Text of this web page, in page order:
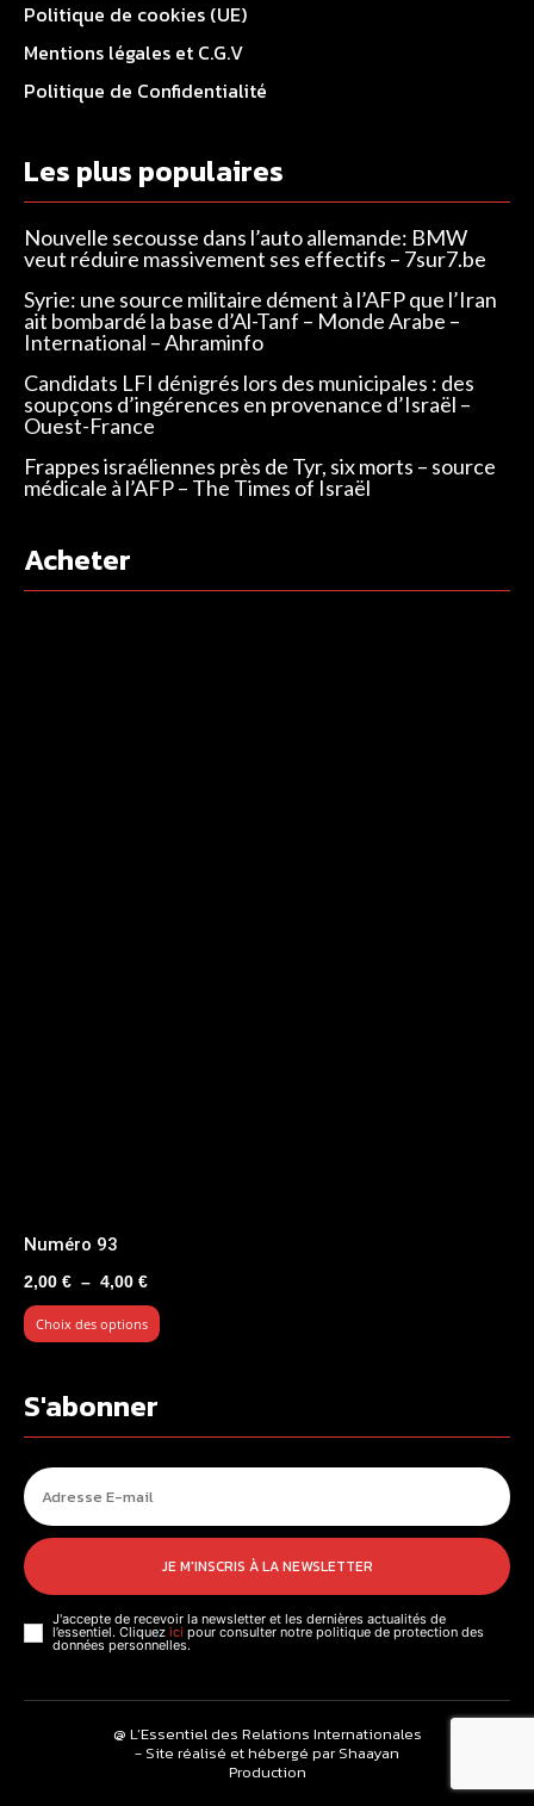
Politique de cookies (UE)
Mentions légales et C.G.V
Politique de Confidentialité
Les plus populaires
Nouvelle secousse dans l’auto allemande: BMW
veut réduire massivement ses effectifs – 7sur7.be
Syrie: une source militaire dément à l’AFP que l’Iran
ait bombardé la base d’Al-Tanf – Monde Arabe –
International – Ahraminfo
Candidats LFI dénigrés lors des municipales : des
soupçons d’ingérences en provenance d’Israël –
Ouest-France
Frappes israéliennes près de Tyr, six morts – source
médicale à l’AFP – The Times of Israël
Acheter
Numéro 93
2,00 € – 4,00 €Plage
de
prix :
4,00 €
Choix des options
S'abonner
JE M'INSCRIS À LA NEWSLETTER
J'accepte de recevoir la newsletter et les dernières actualités de
l’essentiel. Cliquez ici pour consulter notre politique de protection des
données personnelles.
@ L’Essentiel des Relations Internationales
- Site réalisé et hébergé par Shaayan
Production